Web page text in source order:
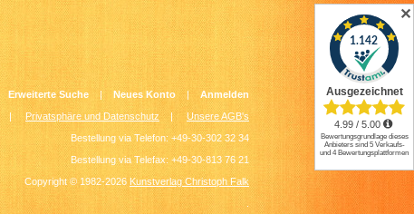
Erweiterte Suche | Neues Konto | Anmelden
| Privatsphäre und Datenschutz |Unsere AGB's
Bestellung via Telefon: +49-30-302 32 34
Bestellung via Telefax: +49-30-813 76 21
Copyright © 1982-2026 Kunstverlag Christoph Falk
✕